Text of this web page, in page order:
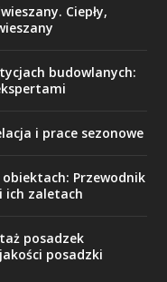
Ciepły,
budowlanych:
i prace sezonowe
Przewodnik
ich zaletach
posadzek
posadzki